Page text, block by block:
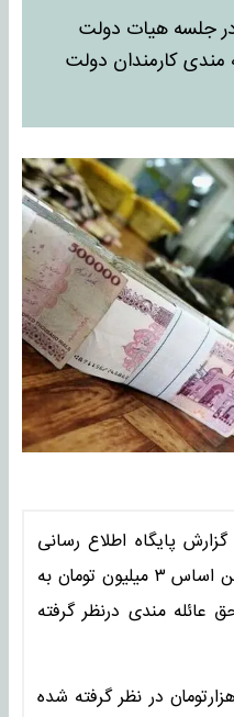
جلسه هیات دولت
مندی کارمندان دولت
پایگاه اطلاع رسانی
دولت؛ به گفته مهاجرانی بر همین اساس ۳ میلیون تومان به
هزارتومان حق عائله مندی درنظر گرفته
همچنین به ازای هر فرزند ۳۶۰ هزارتومان در نظر گرفته شده